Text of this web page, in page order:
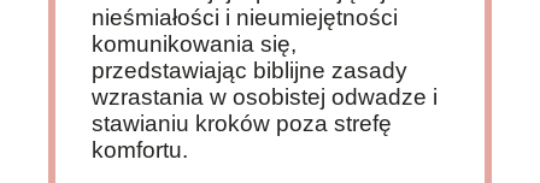
nieśmiałości i nieumiejętności
komunikowania się,
przedstawiając biblijne zasady
wzrastania w osobistej odwadze i
stawianiu kroków poza strefę
komfortu.